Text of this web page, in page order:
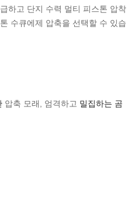
하고 단지 수력 멀티 피스톤 압착
수큐에제 압축을 선택할 수 있습
압축 모래, 엄격하고 밀집하는 곰